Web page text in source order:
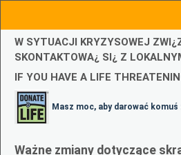
W SYTUACJI KRYZYSOWEJ
SKONTAKTOWA¿ SI¿ Z
IF YOU HAVE A LIFE
Masz moc, aby darować
Ważne zmiany dotyczące